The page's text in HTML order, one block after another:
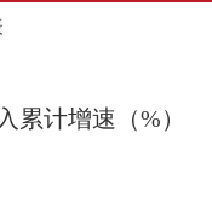
累计增速（%）